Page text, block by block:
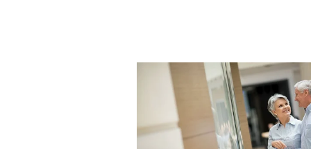
పది అసెంబ్లీ స్థానాలను, ఏడు లోక్సభ
పట్టువిడుపులు ప్రదర్శించిన లోక్సభ
గతంలో గెలిచిన విశాఖ నార్త్, రాజమండ్రి